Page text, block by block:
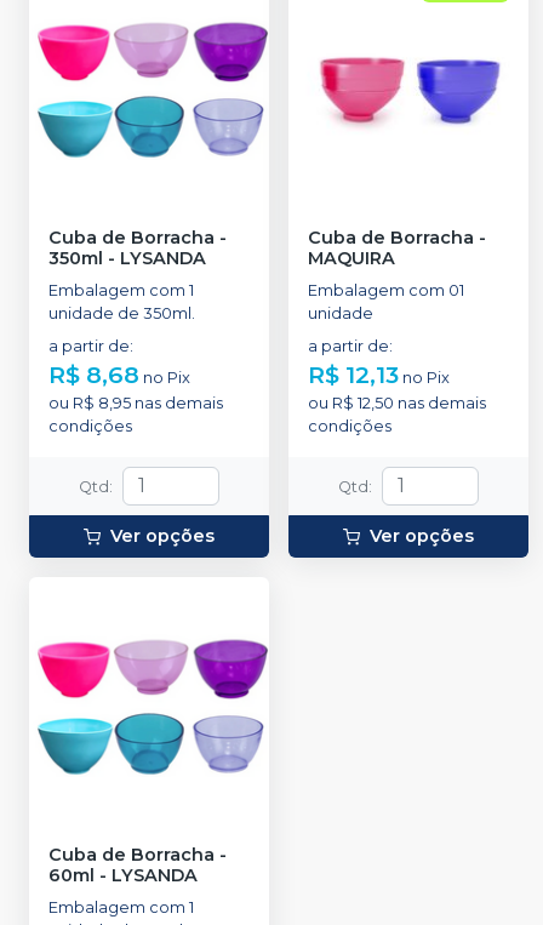
Cuba de Borracha -
350ml - LYSANDA
Embalagem com 1
unidade de 350ml.
a partir de:
R$ 8,68 no Pix
ou R$ 8,95 nas demais
condições
Qtd:
Ver opções
Cuba de Borracha -
MAQUIRA
Embalagem com 01
unidade
a partir de:
R$ 12,13 no Pix
ou R$ 12,50 nas demais
condições
Qtd:
Ver opções
Cuba de Borracha -
60ml - LYSANDA
Embalagem com 1